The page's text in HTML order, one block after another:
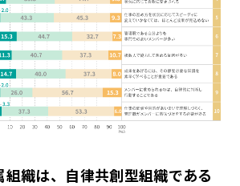
織は、自律共創型組織である